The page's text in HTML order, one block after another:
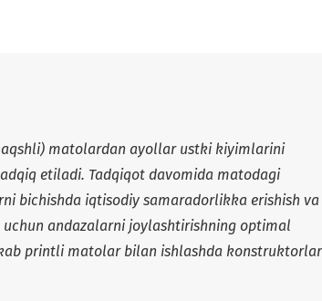
matolardan ayollar ustki kiyimlarini
etiladi. Tadqiqot davomida matodagi
bichishda iqtisodiy samaradorlikka erishish va
andazalarni joylashtirishning optimal
printli matolar bilan ishlashda konstruktorlar